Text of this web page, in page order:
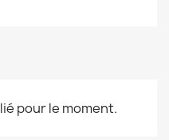
pour le moment.